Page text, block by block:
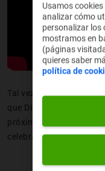
Tal vez los
que Disney nos tiene
próximos meses de dos
celebrados,Aladdin (24
Usamos
analizar cómo
personalizar los
mostramos en
(páginas
quieres saber
política de